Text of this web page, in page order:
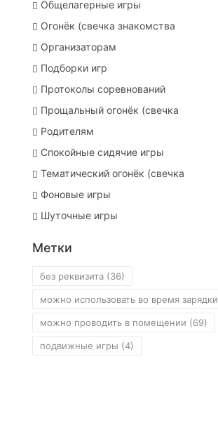
Общелагерные игры
Огонёк (свечка знакомства
Организаторам
Подборки игр
Протоколы соревнований
Прощальный огонёк (свечка
Родителям
Спокойные сидячие игры
Тематический огонёк (свечка
Фоновые игры
Шуточные игры
Метки
без реквизита(36)
можно использовать во время зарядки
можно проводить в помещении (69)
подвижные игры (4)